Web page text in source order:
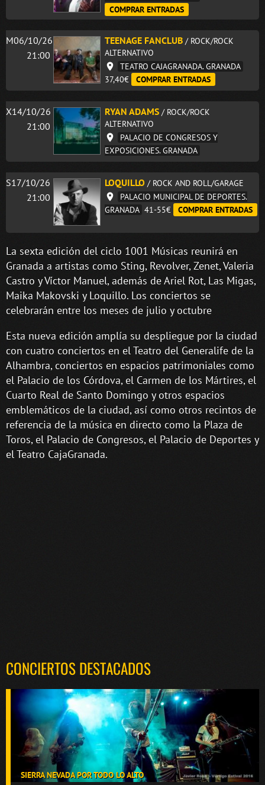
COMPRAR ENTRADAS
M06/10/26
21:00
TEENAGE FANCLUB / ROCK/ROCK
ALTERNATIVO
TEATRO CAJAGRANADA. GRANADA
37,40€
COMPRAR ENTRADAS
X14/10/26
21:00
RYAN ADAMS / ROCK/ROCK
ALTERNATIVO
PALACIO DE CONGRESOS Y
EXPOSICIONES. GRANADA
S17/10/26
21:00
LOQUILLO / ROCK AND ROLL/GARAGE
PALACIO MUNICIPAL DE DEPORTES.
GRANADA 41-55€ COMPRAR ENTRADAS
La sexta edición del ciclo 1001 Músicas reunirá en
Granada a artistas como Sting, Revolver, Zenet, Valeria
Castro y Víctor Manuel, además de Ariel Rot, Las Migas,
Maika Makovski y Loquillo. Los conciertos se
celebrarán entre los meses de julio y octubre
Esta nueva edición amplía su despliegue por la ciudad
con cuatro conciertos en el Teatro del Generalife de la
Alhambra, conciertos en espacios patrimoniales como
el Palacio de los Córdova, el Carmen de los Mártires, el
Cuarto Real de Santo Domingo y otros espacios
emblemáticos de la ciudad, así como otros recintos de
referencia de la música en directo como la Plaza de
Toros, el Palacio de Congresos, el Palacio de Deportes y
el Teatro CajaGranada.
CONCIERTOS DESTACADOS
SIERRA NEVADA POR TODO LO ALTO